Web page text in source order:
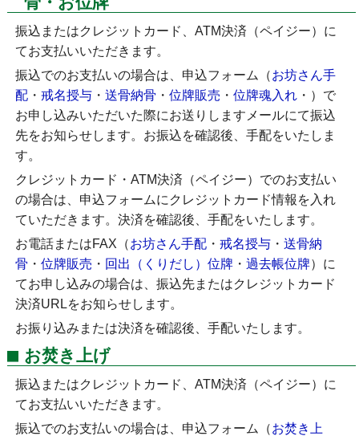
振込またはクレジットカード、ATM決済（ペイジー）に
てお支払いいただきます。
振込でのお支払いの場合は、申込フォーム（お坊さん手
配 ・戒名授与 ・送骨納骨 ・位牌販売 ・位牌魂入れ ・ ）で
お申し込みいただいた際にお送りしますメールにて振込
先をお知らせします。お振込を確認後、手配をいたしま
す。
クレジットカード・ATM決済（ペイジー）でのお支払い
の場合は、申込フォームにクレジットカード情報を入れ
ていただきます。決済を確認後、手配をいたします。
お電話またはFAX（お坊さん手配 ・戒名授与 ・送骨納
骨 ・位牌販売 ・ 回出（くりだし）位牌 ・過去帳位牌）に
てお申し込みの場合は、振込先またはクレジットカード
決済URLをお知らせします。
お振り込みまたは決済を確認後、手配いたします。
お焚き上げ
振込またはクレジットカード、ATM決済（ペイジー）に
てお支払いいただきます。
振込でのお支払いの場合は、申込フォーム（お焚き上